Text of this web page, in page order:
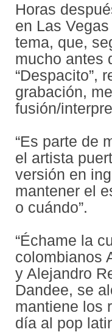
Horas
en Las
tema, que,
mucho antes
“Despacito”,
grabación,
fusión/
“Es parte de
el artista
versión en
mantener el
o cuándo”.
“Échame la
colombianos
y Alejandro
Dandee, se
mantiene los
día al pop